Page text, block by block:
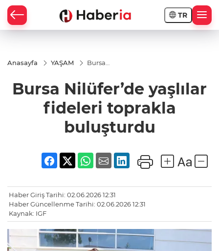
TR
Anasayfa YAŞAM
Bursa
fideleri
toprakla
buluşturdu
Bursa Nilüfer’de yaşlılar
fideleri toprakla
buluşturdu
Haber Giriş Tarihi: 02.06.2026 12:31
Haber Güncellenme Tarihi: 02.06.2026 12:31
Kaynak: IGF